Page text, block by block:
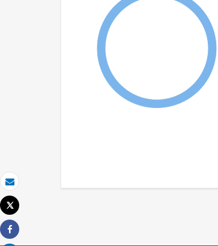
Correo electrónico
Imprimir
Tweet
Share